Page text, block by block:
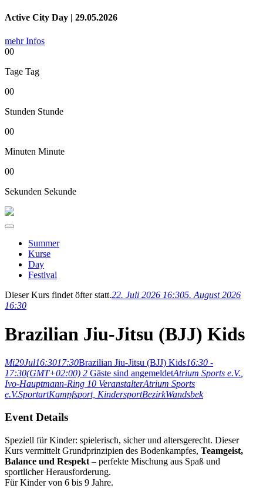
Active City Day | 29.05.2026
mehr Infos
00
Tage Tag
00
Stunden Stunde
00
Minuten Minute
00
Sekunden Sekunde
Summer
Kurse
Day
Festival
Dieser Kurs findet öfter statt.22. Juli 2026 16:305. August 2026
16:30
Brazilian Jiu-Jitsu (BJJ) Kids
Mi29Jul16:3017:30Brazilian Jiu-Jitsu (BJJ) Kids16:30 -
17:30(GMT+02:00) 2 Gäste sind angemeldetAtrium Sports e.V.,
Ivo-Hauptmann-Ring 10 VeranstalterAtrium Sports
e.V.SportartKampfsport, KindersportBezirkWandsbek
Event Details
Speziell für Kinder: spielerisch, sicher und altersgerecht. Dieser
Kurs vermittelt Grundprinzipien des Bodenkampfes, Teamgeist,
Balance und Respekt – perfekte Mischung aus Spaß und
sportlicher Herausforderung.
Für Kinder von 6 bis 9 Jahre.